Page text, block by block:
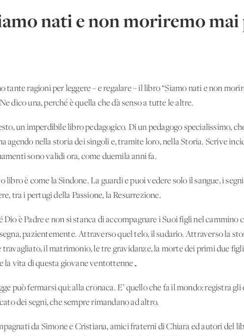
nati e non moriremo mai
tante ragioni per leggere – e regalare – il libro “Siamo nati e non
dico una, perché è quella che dà senso a tutte le altre.
un imperdibile libro pedagogico. Di un pedagogo specialissimo,
agendo nella storia dei singoli e, tramite loro, nella Storia. Scrive
sono validi ora, come duemila anni fa.
libro è come la Sindone. La guardi e puoi vedere solo il sangue, i
tra i pertugi della Passione, la Resurrezione.
Dio è Padre e non si stanca di accompagnare i Suoi figli nel
pazientemente. Attraverso quel telo, il sudario. Attraverso la
travagliato, il matrimonio, le tre gravidanze, la morte dei primi due
la vita di questa giovane ventottenne…
può fermarsi qui: alla cronaca. E’ quello che fa il mondo: registra
dei segni, che sempre rimandano ad altro.
da Simone e Cristiana, amici fraterni di Chiara ed autori del